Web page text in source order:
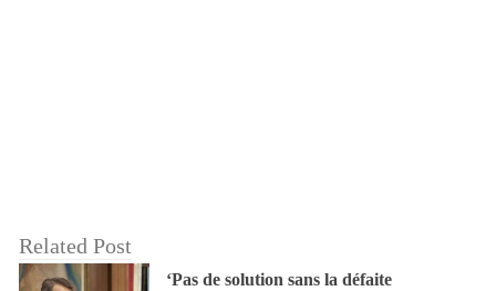
Related Post
‘Pas de solution sans la défaite